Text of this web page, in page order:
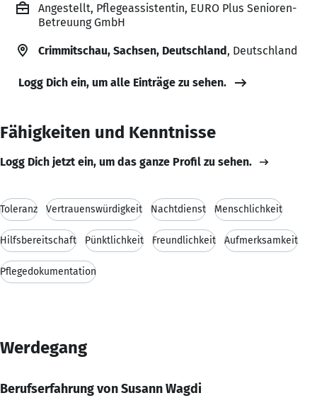
Angestellt, Pflegeassistentin, EURO Plus Senioren-
Betreuung GmbH
Crimmitschau, Sachsen, Deutschland, Deutschland
Logg Dich ein, um alle Einträge zu sehen.
Fähigkeiten und Kenntnisse
Logg Dich jetzt ein, um das ganze Profil zu sehen.
Toleranz Vertrauenswürdigkeit Nachtdienst Menschlichkeit
Hilfsbereitschaft Pünktlichkeit Freundlichkeit Aufmerksamkeit
Pflegedokumentation
Werdegang
Berufserfahrung von Susann Wagdi